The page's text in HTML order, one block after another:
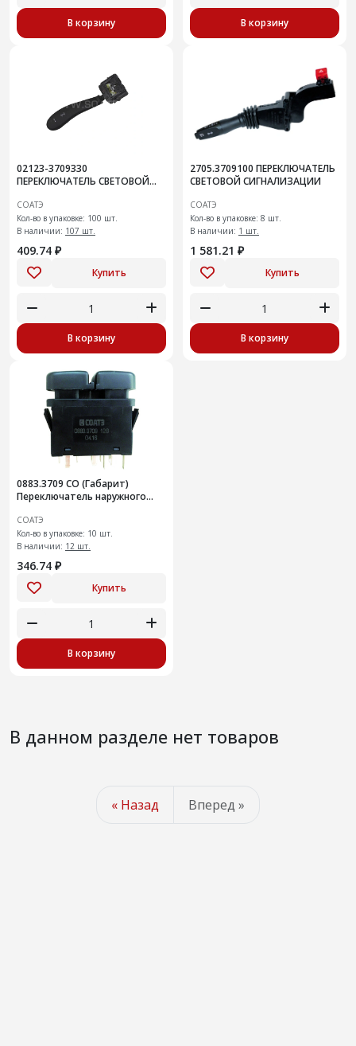
В корзину В корзину
02123-3709330
ПЕРЕКЛЮЧАТЕЛЬ СВЕТОВОЙ
СОАТЭ
Кол-во в упаковке: 100 шт.
В наличии: 107 шт.
409.74 ₽
Купить
В корзину
2705.3709100 ПЕРЕКЛЮЧАТЕЛЬ
СВЕТОВОЙ СИГНАЛИЗАЦИИ
СОАТЭ
Кол-во в упаковке: 8 шт.
В наличии: 1 шт.
1 581.21 ₽
Купить
В корзину
0883.3709 СО (Габарит)
Переключатель наружного
15,2123, УАЗ ПСКОВ
СОАТЭ
Кол-во в упаковке: 10 шт.
В наличии: 12 шт.
346.74 ₽
Купить
В корзину
В данном разделе нет товаров
« Назад Вперед »